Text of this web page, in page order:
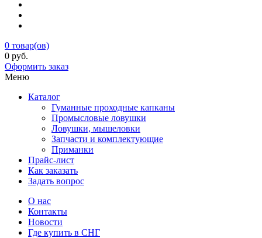
0 товар(ов)
0 руб.
Оформить заказ
Меню
Каталог
Гуманные проходные капканы
Промысловые ловушки
Ловушки, мышеловки
Запчасти и комплектующие
Приманки
Прайс-лист
Как заказать
Задать вопрос
О нас
Контакты
Новости
Где купить в СНГ